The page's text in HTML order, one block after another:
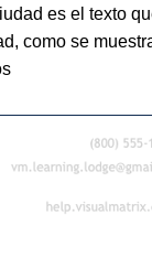
es el texto
como se